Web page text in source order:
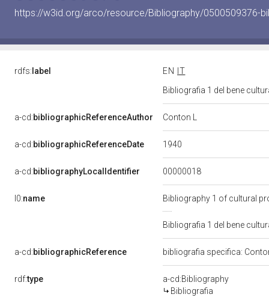
https://w3id.org/arco/resource/Bibliography/0500509376-
rdfs: label EN
IT
Bibliografia 1 del bene
a-cd:bibliographicReferenceAuthor Conton L
a-cd:bibliographicReferenceDate 1940
a-cd:bibliographyLocalIdentifier 00000018
l0:name Bibliography 1 of cultural
Bibliografia 1 del bene
a-cd:bibliographicReference bibliografia specifica:
rdf:type
a-cd:Bibliography
Bibliografia